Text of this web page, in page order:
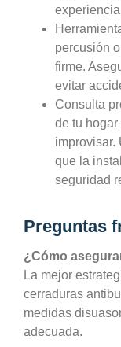
percusión
firme.
evitar
Consulta
de tu
improvisar.
que la
seguridad
Preguntas
¿Cómo
La mejor
cerraduras
medidas
adecuada.